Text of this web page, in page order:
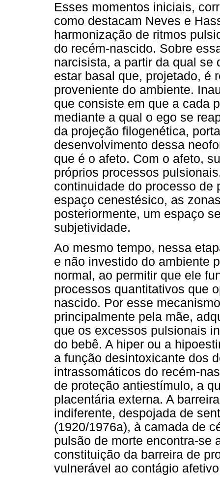
Esses momentos iniciais,
como destacam Neves e
harmonização de ritmos
do recém-nascido. Sobre
narcisista, a partir da qual se
estar basal que, projetado, é
proveniente do ambiente.
que consiste em que a cada
mediante a qual o ego se
da projeção filogenética,
desenvolvimento dessa
que é o afeto. Com o afeto,
próprios processos
continuidade do processo de
espaço cenestésico, as
posteriormente, um espaço
subjetividade.
Ao mesmo tempo, nessa
e não investido do ambiente
normal, ao permitir que ele
processos quantitativos que
nascido. Por esse
principalmente pela mãe,
que os excessos pulsionais
do bebê. A hiper ou a
a função desintoxicante dos
intrassomáticos do recém-
de proteção antiestímulo, a
placentária externa. A
indiferente, despojada de
(1920/1976a), à camada de
pulsão de morte encontra-se
constituição da barreira de
vulnerável ao contágio